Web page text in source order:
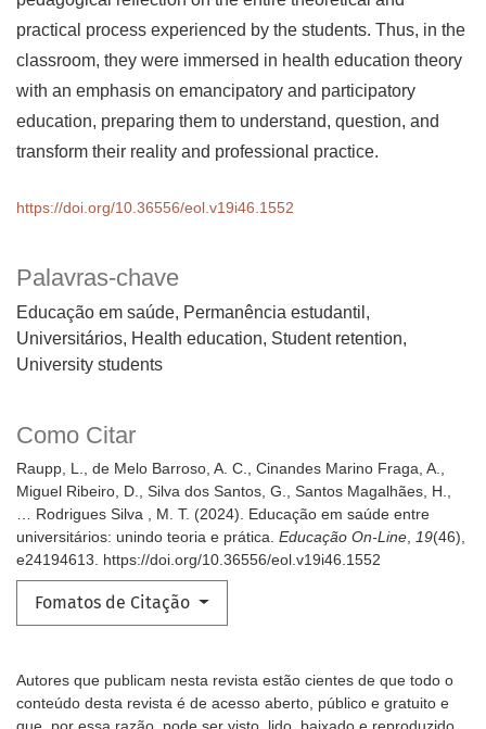
Palavras-chave
Educação em saúde, Permanência estudantil,
Universitários Health education, Student retention,
University students
Como Citar
Raupp, L., de Melo Barroso, A. C., Cinandes Marino Fraga, A.,
Miguel Ribeiro, D., Silva dos Santos, G., Santos Magalhães, H.,
… Rodrigues Silva , M. T. (2024). Educação em saúde entre
universitários: unindo teoria e prática. Educação On-Line, 19(46),
e24194613. https://doi.org/10.36556/eol.v19i46.1552
Fomatos de Citação
practical process experienced by the students. Thus, in the
classroom, they were immersed in health education theory
with an emphasis on emancipatory and participatory
education, preparing them to understand, question, and
transform their reality and professional practice.
https://doi.org/10.36556/eol.v19i46.1552
Autores que publicam nesta revista estão cientes de que todo o
conteúdo desta revista é de acesso aberto, público e gratuito e